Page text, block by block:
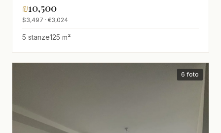
₪10,500
$3,497 · €3,024
5 stanze125 m²
6 foto